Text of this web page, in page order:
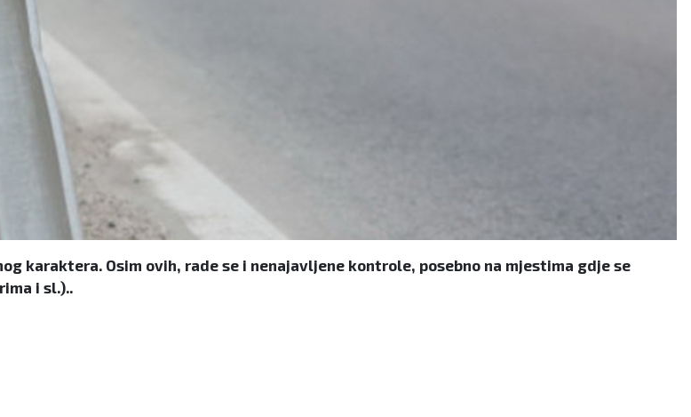
karaktera. Osim ovih, rade se i nenajavljene kontrole, posebno na mjestima gdje se
i sl.)..